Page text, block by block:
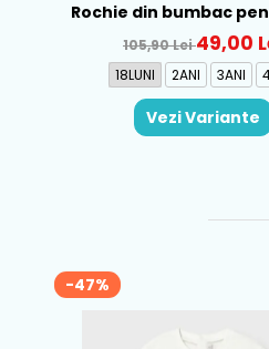
Rochie din bumbac
Mayoral, Rosu -
105,90 Lei49,00
18LUNI 2ANI 3ANI
Vezi Variante
-47%